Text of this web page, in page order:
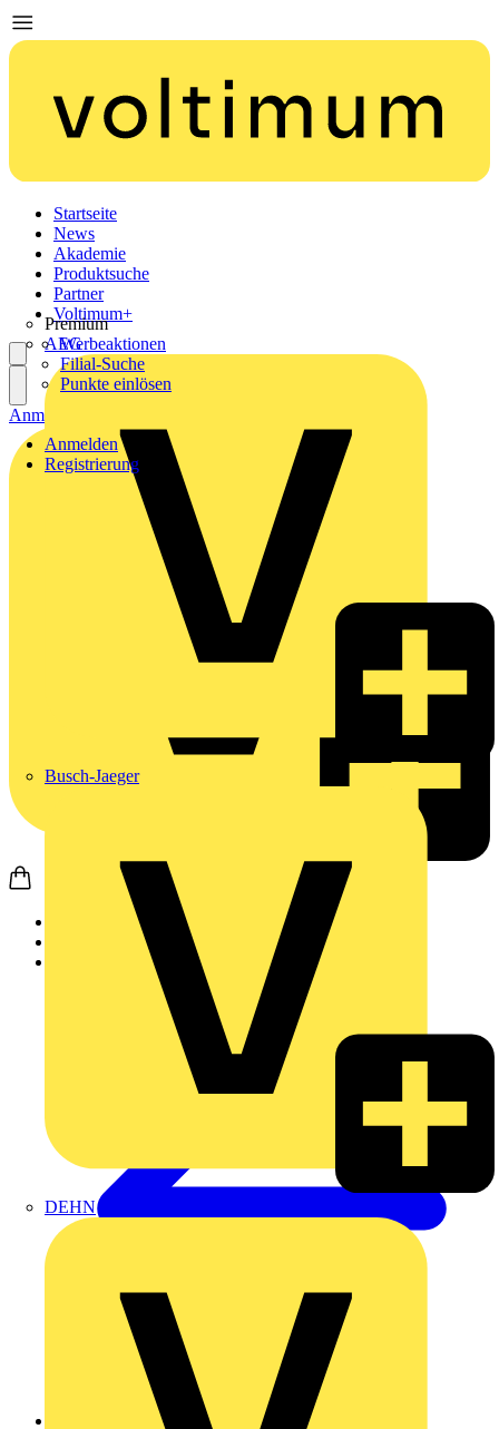
Startseite
News
Akademie
Produktsuche
Partner
Premium
AEG
Busch-Jaeger
DEHN
Voltimum+
Werbeaktionen
Filial-Suche
Punkte einlösen
Anmelden
Registrierung
Anmelden